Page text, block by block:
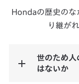
Hondaの歴史のな
り継が
世のため人
はないか